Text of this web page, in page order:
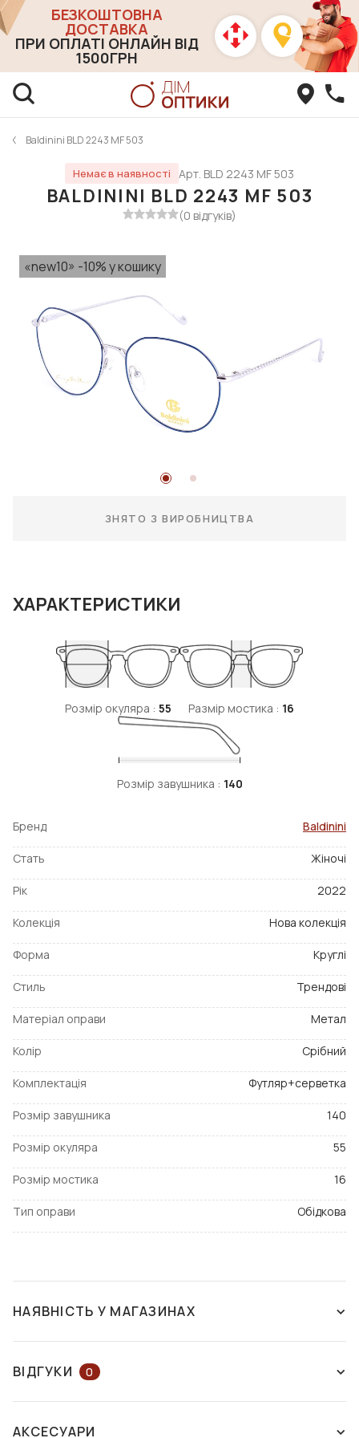
БЕЗКОШТОВНА
ДОСТАВКА
ПРИ ОПЛАТІ ОНЛАЙН ВІД
1500ГРН
Baldinini BLD 2243 MF 503
Немає в наявності Арт. BLD 2243 MF 503
BALDININI BLD 2243 MF 503
(0 відгуків)
«new10» -10% у кошику
ЗНЯТО З ВИРОБНИЦТВА
ХАРАКТЕРИСТИКИ
Розмір окуляра : 55 Размір мостика : 16
Розмір завушника : 140
Бренд Baldinini
Стать Жіночі
Рік 2022
Колекція Нова колекція
Форма Круглі
Стиль Трендові
Матеріал оправи Метал
Колір Срібний
Комплектація Футляр+серветка
Розмір завушника 140
Розмір окуляра 55
Розмір мостика 16
Тип оправи Обідкова
НАЯВНІСТЬ У МАГАЗИНАХ
ВІДГУКИ 0
АКСЕСУАРИ